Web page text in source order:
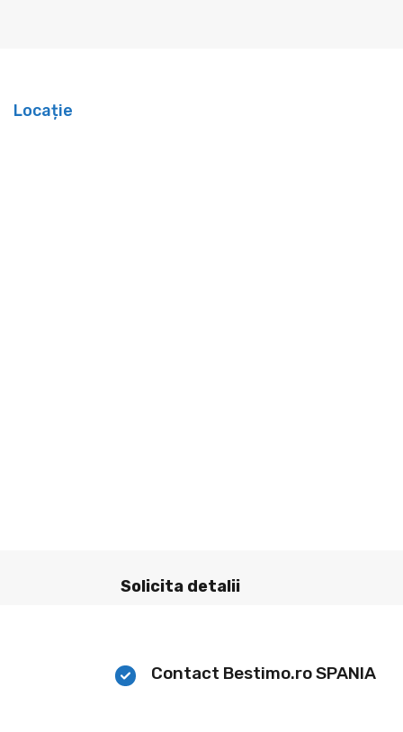
Locație
Solicita detalii
Contact Bestimo.ro SPANIA